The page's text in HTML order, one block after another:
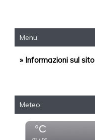
Menu
» Informazioni sul sito
Meteo
°C